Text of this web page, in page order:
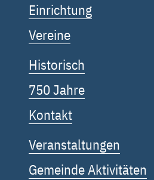
Einrichtung
Vereine
Historisch
750 Jahre
Kontakt
Veranstaltungen
Gemeinde Aktivitäten